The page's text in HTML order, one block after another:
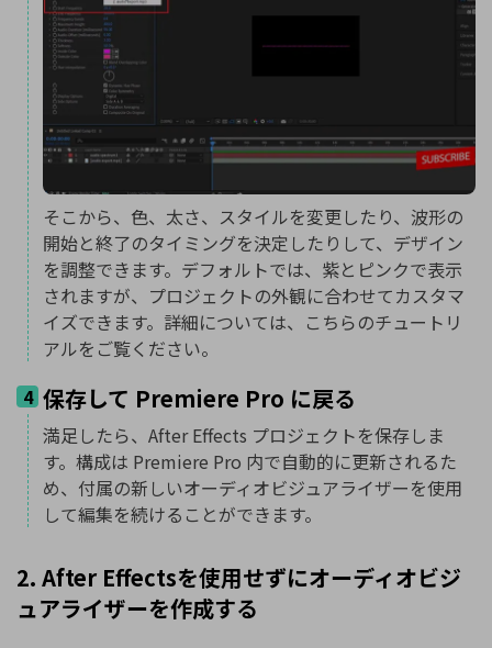
そこから、色、太さ、スタイルを変更したり、波形の
開始と終了のタイミングを決定したりして、デザイン
を調整できます。デフォルトでは、紫とピンクで表示
されますが、プロジェクトの外観に合わせてカスタマ
イズできます。詳細については、こちらのチュートリ
アルをご覧ください。
4 保存して Premiere Pro に戻る
満足したら、After Effects プロジェクトを保存しま
す。構成は Premiere Pro 内で自動的に更新されるた
め、付属の新しいオーディオビジュアライザーを使用
して編集を続けることができます。
2. After Effectsを使用せずにオーディオビジ
ュアライザーを作成する